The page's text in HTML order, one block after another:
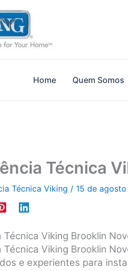
Home Quem Somos
Técnica
Técnica Viking / 15 de
Viking Brooklin
Técnica Viking Brooklin
e experientes para